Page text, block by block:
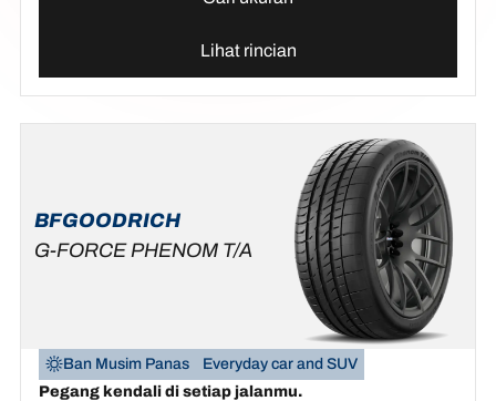
Lihat rincian
BFGOODRICH
G-FORCE PHENOM T/A
Ban Musim Panas
Everyday car and SUV
Pegang kendali di setiap jalanmu.